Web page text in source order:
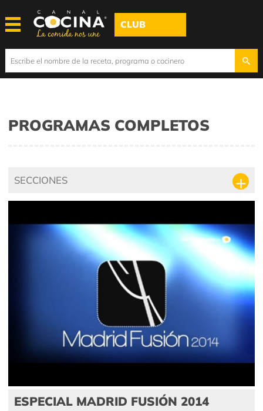
CLUB
PROGRAMAS COMPLETOS
SECCIONES
ESPECIAL MADRID FUSIÓN 2014